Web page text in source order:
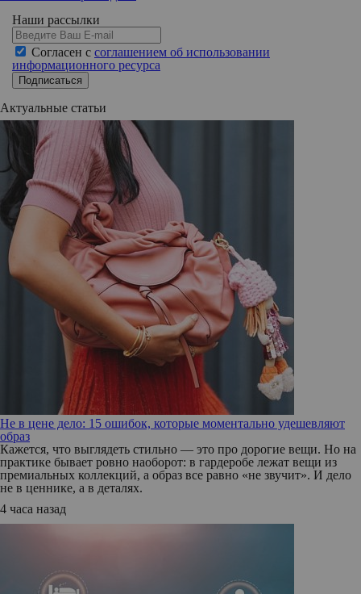
Наши рассылки
Согласен с соглашением об использовании
информационного ресурса
Подписаться
Актуальные статьи
Не в цене дело: 15 ошибок, которые моментально удешевляют
образ
Кажется, что выглядеть стильно — это про дорогие вещи. Но на
практике бывает ровно наоборот: в гардеробе лежат вещи из
премиальных коллекций, а образ все равно «не звучит». И дело
не в ценнике, а в деталях.
4 часа назад